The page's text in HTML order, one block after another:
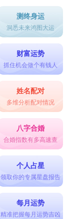
测终身运
洞悉未来鸿图大运
财富运势
抓住机会做个有钱人
姓名配对
多维分析配对情况
八字合婚
合婚指数有多高速查
个人占星
领取你的专属星盘报告
每月运势
精准把握每月运势吉凶